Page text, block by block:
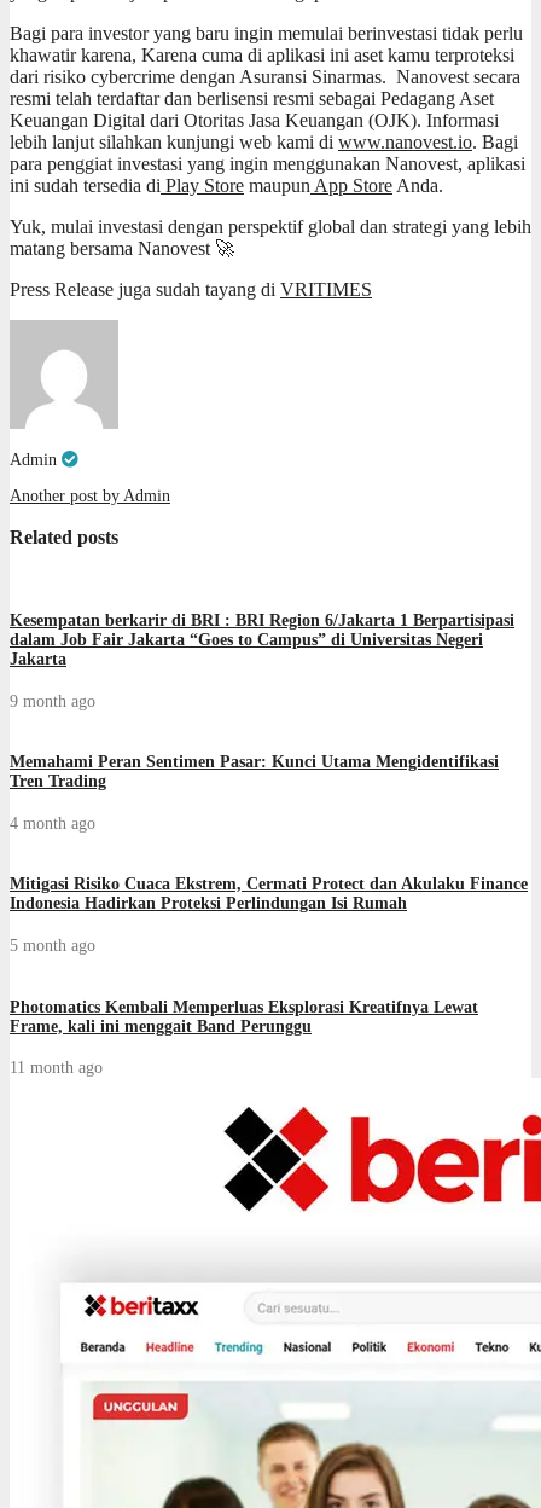
Bagi para investor yang baru ingin memulai berinvestasi tidak perlu
khawatir karena, Karena cuma di aplikasi ini aset kamu terproteksi
dari risiko cybercrime dengan Asuransi Sinarmas. Nanovest secara
resmi telah terdaftar dan berlisensi resmi sebagai Pedagang Aset
Keuangan Digital dari Otoritas Jasa Keuangan (OJK). Informasi
lebih lanjut silahkan kunjungi web kami di www.nanovest.io. Bagi
para penggiat investasi yang ingin menggunakan Nanovest, aplikasi
ini sudah tersedia di Play Store maupun App Store Anda.
Yuk, mulai investasi dengan perspektif global dan strategi yang lebih
matang bersama Nanovest 🚀
Press Release juga sudah tayang di VRITIMES
Admin
Another post by Admin
Related posts
Kesempatan berkarir di BRI : BRI Region 6/Jakarta 1 Berpartisipasi
dalam Job Fair Jakarta “Goes to Campus” di Universitas Negeri
Jakarta
9 month ago
Memahami Peran Sentimen Pasar: Kunci Utama Mengidentifikasi
Tren Trading
4 month ago
Mitigasi Risiko Cuaca Ekstrem, Cermati Protect dan Akulaku Finance
Indonesia Hadirkan Proteksi Perlindungan Isi Rumah
5 month ago
Photomatics Kembali Memperluas Eksplorasi Kreatifnya Lewat
Frame, kali ini menggait Band Perunggu
11 month ago